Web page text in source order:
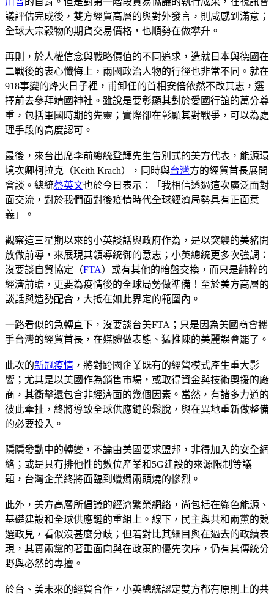
議評估完成後，雙方經貿高層的與對外發言，則咸感到滿意；
全球大宗穀物的期貨交易價格，也順勢在做攀升。
再則，於人權信念與戰略價值的不同追求，造就日本與德國在
二戰後的衷心懺悔上，兩國政治人物的行徑也非常不同。就在
918事變的烽火日子裡，甫卸任的首相安倍依然不改其志，選
擇前去參拜靖國神社。雖說是要彰顯其對於愛國行誼的萬分尊
重，包括軍國時期的先靈；實際卻在彰顯其對戰爭，可以為處
理手段的高度認可。
最後，來台出席李前總統登輝先生告別式的美方代表，能源環
境次卿柯拉克（Keith Krach），同時與台灣方的經貿首長展開
會談。總統蔡英文也於今日表示：「我相信透過這次廣泛面對
面交流，對於我們面對後疫情時代全球經濟局勢具有正面意
義」。
觀察這三星期以來的小英談話與政府作為，是以突襲的美豬開
放做前導，來展現其領導統御的意志；小英總統更多次強調：
沒要談自貿協定（FTA）或有其他的暗盤交換，而只是純粹的
經濟前瞻，更要為疫情後的全球局勢做準備！至於美方高層的
談話與造勢配合，大抵在如此界定的範圍內。
一路看似的急轉直下，沒要談台美FTA；只是因為美國商會攜
手台灣的經貿首長，在媒體做表態、猛推陳的美麗誤會罷了。
此次的新冠疫情 ，將對跨國企業既有的經營模式產生重大影
響；尤其是以美國作為銷售市場，或取得資金與技術奧援的廠
商，其衝擊還包含非經濟面的幾個因素。當然，有諸多力道的
彼此牽扯，終將導致全球供應鏈的鬆脫，與在異地重新做整備
的必要投入。
隱隱發動中的轉變，不論由美國要求盟邦，非得加入的安全網
絡；或是具有排他性的數位產業和5G建設的來源限制等議
題，台灣企業終將面臨到蠟燭兩頭燒的慘烈。
此外，美方高層所倡議的經濟繁榮網絡，尚包括在綠色能源、
基礎建設和全球供應鏈的重組上。線下，民主與共和兩黨的競
選政見，看似沒甚麼分歧；但若對比其細目與在過去的政績表
現，其實兩黨的著重面向與在政策的優先次序，仍有其傳統分
野與必然的專擅。
於台、美未來的經貿合作，小英總統認定雙方都有原則上的共